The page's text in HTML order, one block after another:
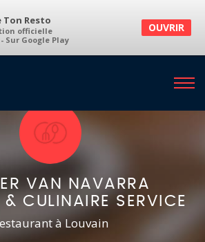
Ton Resto
officielle
Sur Google Play
OUVRIR
VAN NAVARRA
& CULINAIRE SERVICE
à Louvain